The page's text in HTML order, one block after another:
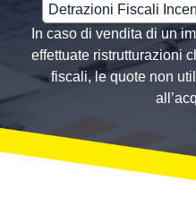
Detrazioni Fiscali
In caso di vendita di un
effettuate ristrutturazioni
fiscali, le quote non